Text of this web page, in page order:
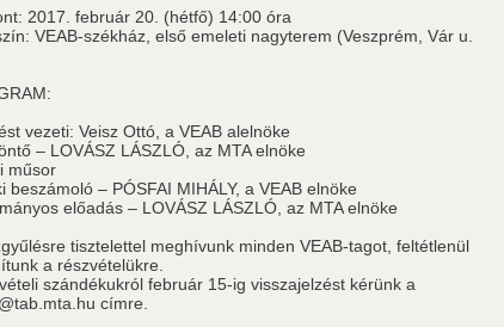
VEAB Kiemelkedő Ifjú Kutatója Pannon Tudományos Nap
Nem akadémikus közgyűlési képviselők Szavazati jogú
Testületek
2017. február 20. (hétfő) 14:00 óra
VEAB-székház, első emeleti nagyterem (Veszprém, Vár u.
vezeti: Veisz Ottó, a VEAB alelnöke
– LOVÁSZ LÁSZLÓ, az MTA elnöke
műsor
beszámoló – PÓSFAI MIHÁLY, a VEAB elnöke
előadás – LOVÁSZ LÁSZLÓ, az MTA elnöke
tisztelettel meghívunk minden VEAB-tagot, feltétlenül
a részvételükre.
szándékukról február 15-ig visszajelzést kérünk a
címre.